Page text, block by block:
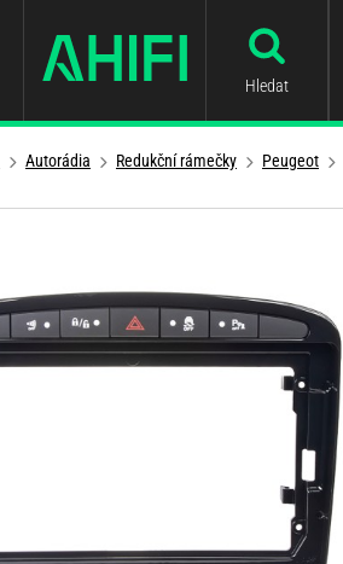
Hledat
Autorádia Redukční rámečky Peugeot